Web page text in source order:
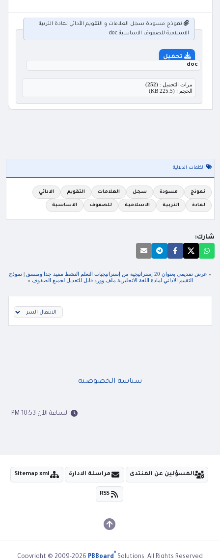
نموذج مسودة سجل العلامات و التقويم الأدائي لمادة التربية
الاسلامية للصفوف الاساسية.doc
تحميل
doc
مرات التحميل : (252
)
الحجم : (225.5 KB)
الكلمات الدلالية
نموذج مسودة سجل العلامات التقويم الادائي
لمادة التربية الاسلامية للصفوف الاساسية
شارك:
« عرض تقديمي بعنوان 20 إستراتيجية من إستراتيجيات التعلم النشط مفيد جدا ومنسق | نموذج
التقييم الادائي لمادة اللغة الانجليزية ملف وورد قابل للتعديل لجميع الصفوف »
سياسة الخصوصيه
الساعة الآن 10:53 PM
المسؤلين عن المنتدى مراسلة الادارة Sitemap xml
RSS
®